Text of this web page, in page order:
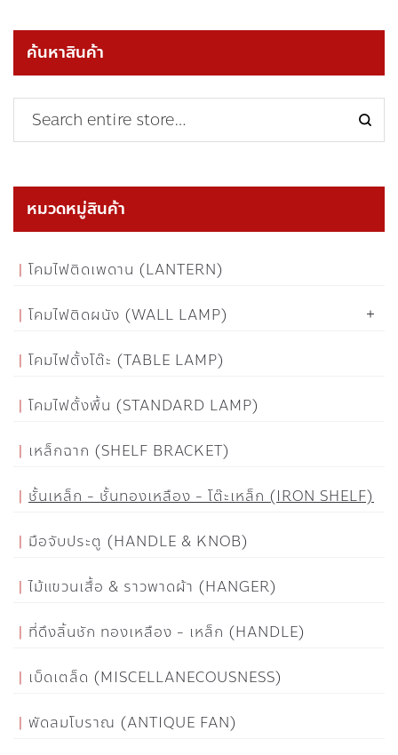
ค้นหาสินค้า
หมวดหมู่สินค้า
โคมไฟติดเพดาน (LANTERN)
โคมไฟติดผนัง (WALL LAMP)
โคมไฟตั้งโต๊ะ (TABLE LAMP)
โคมไฟตั้งพื้น (STANDARD LAMP)
เหล็กฉาก (SHELF BRACKET)
ชั้นเหล็ก - ชั้นทองเหลือง - โต๊ะเหล็ก (IRON SHELF)
มือจับประตู (HANDLE & KNOB)
ไม้แขวนเสื้อ & ราวพาดผ้า (HANGER)
ที่ดึงลิ้นชัก ทองเหลือง - เหล็ก (HANDLE)
เบ็ดเตล็ด (MISCELLANECOUSNESS)
พัดลมโบราณ (ANTIQUE FAN)